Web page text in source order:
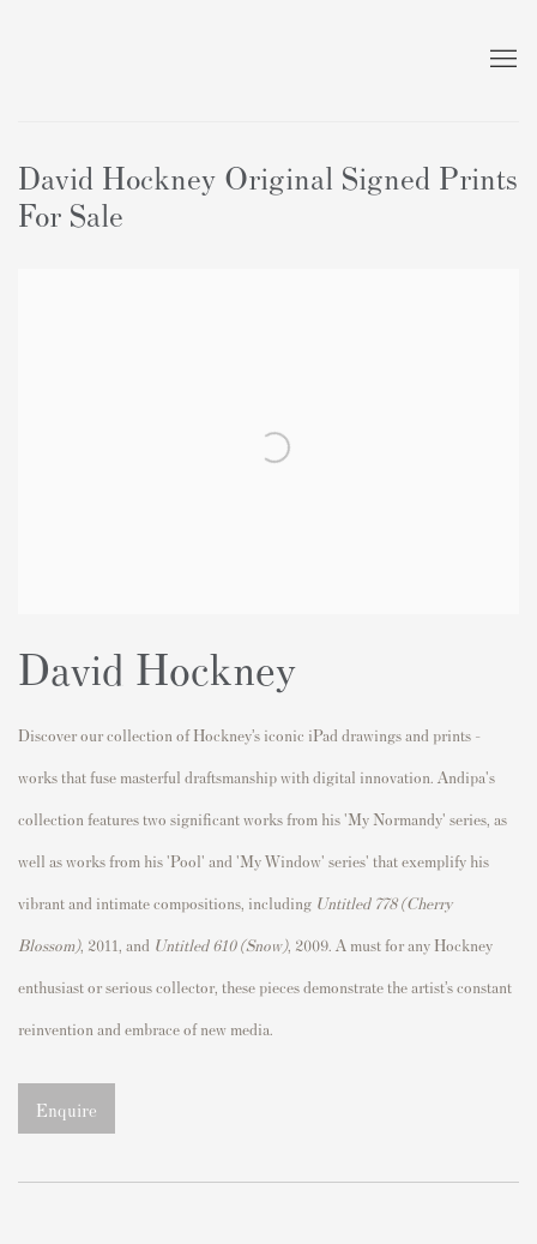
David Hockney Original Signed Prints
For Sale
David Hockney
Discover our collection of Hockney’s iconic iPad drawings and prints -
works that fuse masterful draftsmanship with digital innovation. Andipa's
collection features two significant works from his 'My Normandy' series, as
well as works from his 'Pool' and 'My Window' series' that exemplify his
vibrant and intimate compositions, including Untitled 778 (Cherry
Blossom), 2011, and Untitled 610 (Snow), 2009. A must for any Hockney
enthusiast or serious collector, these pieces demonstrate the artist’s constant
reinvention and embrace of new media.
Enquire